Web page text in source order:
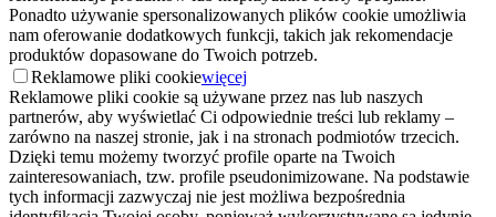
Ponadto używanie spersonalizowanych plików cookie umożliwia
nam oferowanie dodatkowych funkcji, takich jak rekomendacje
produktów dopasowane do Twoich potrzeb.
Reklamowe pliki cookiewięcej
Reklamowe pliki cookie są używane przez nas lub naszych
partnerów, aby wyświetlać Ci odpowiednie treści lub reklamy –
zarówno na naszej stronie, jak i na stronach podmiotów trzecich.
Dzięki temu możemy tworzyć profile oparte na Twoich
zainteresowaniach, tzw. profile pseudonimizowane. Na podstawie
tych informacji zazwyczaj nie jest możliwa bezpośrednia